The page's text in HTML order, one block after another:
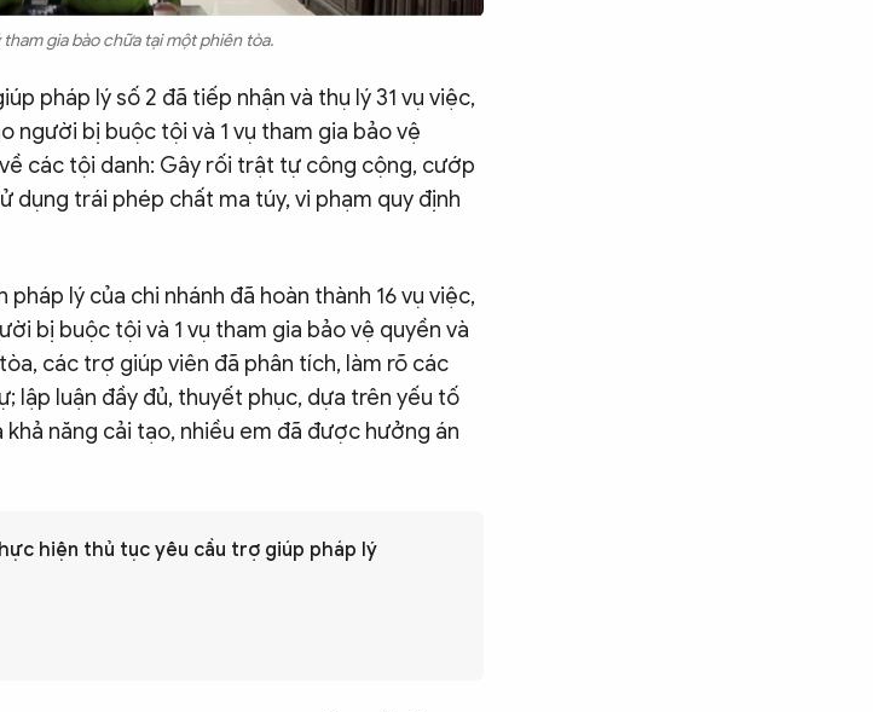
tham gia bào chữa tại một phiên tòa.
pháp lý số 2 đã tiếp nhận và thụ lý 31 vụ việc,
người bị buộc tội và 1 vụ tham gia bảo vệ
các tội danh: Gây rối trật tự công cộng, cướp
dụng trái phép chất ma túy, vi phạm quy định
lý của chi nhánh đã hoàn thành 16 vụ việc,
bị buộc tội và 1 vụ tham gia bảo vệ quyền và
các trợ giúp viên đã phân tích, làm rõ các
lập luận đầy đủ, thuyết phục, dựa trên yếu tố
năng cải tạo, nhiều em đã được hưởng án
hiện thủ tục yêu cầu trợ giúp pháp lý